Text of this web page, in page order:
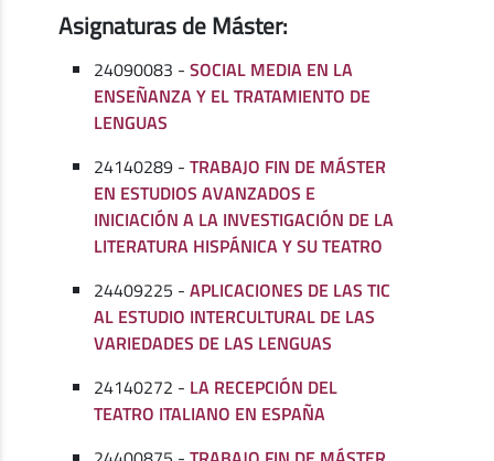
Asignaturas de Máster:
24090083 -SOCIAL MEDIA EN LA
ENSEÑANZA Y EL TRATAMIENTO DE
LENGUAS
24140289 -TRABAJO FIN DE MÁSTER
EN ESTUDIOS AVANZADOS E
INICIACIÓN A LA INVESTIGACIÓN DE LA
LITERATURA HISPÁNICA Y SU TEATRO
24409225 -APLICACIONES DE LAS TIC
AL ESTUDIO INTERCULTURAL DE LAS
VARIEDADES DE LAS LENGUAS
24140272 - LA RECEPCIÓN DEL
TEATRO ITALIANO EN ESPAÑA